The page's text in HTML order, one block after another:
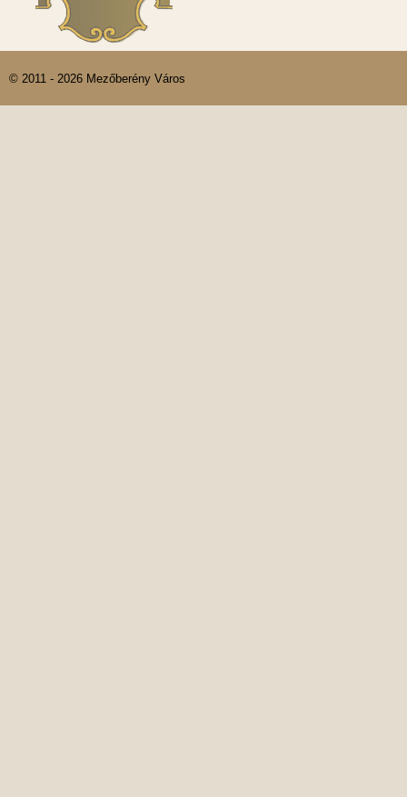
© 2011 - 2026 Mezőberény Város